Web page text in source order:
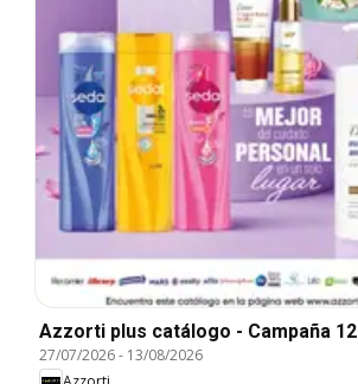
Azzorti plus catálogo - Campaña 12
27/07/2026- 13/08/2026